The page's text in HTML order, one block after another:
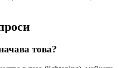
това?